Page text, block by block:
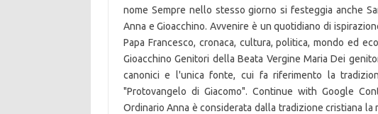
nome Sempre nello stesso giorno si festeggia anche
Anna e Gioacchino. Avvenire è un quotidiano di
Papa Francesco, cronaca, cultura, politica, mondo ed
Gioacchino Genitori della Beata Vergine Maria Dei
canonici e l'unica fonte, cui fa riferimento la
"Protovangelo di Giacomo". Continue with Google
Ordinario Anna è considerata dalla tradizione cristiana la